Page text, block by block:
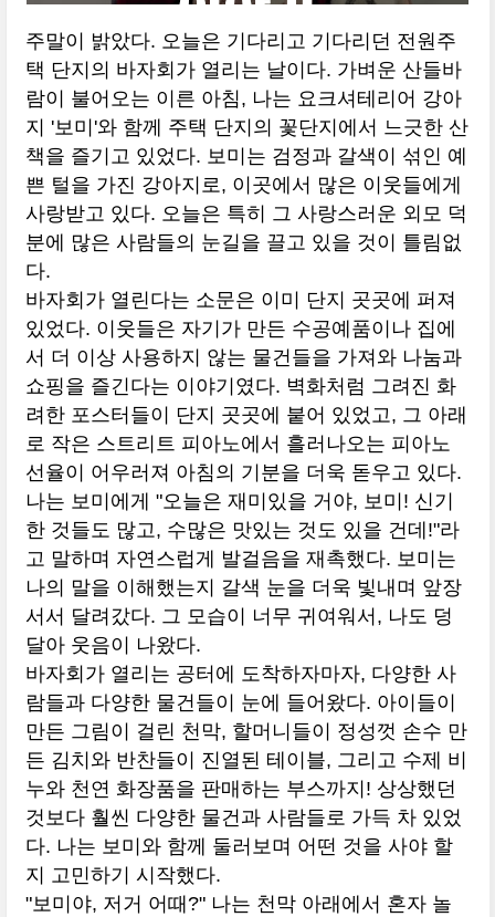
주말이 밝았다. 오늘은 기다리고 기다리던 전원주
택 단지의 바자회가 열리는 날이다. 가벼운 산들바
람이 불어오는 이른 아침, 나는 요크셔테리어 강아
지 '보미'와 함께 주택 단지의 꽃단지에서 느긋한 산
책을 즐기고 있었다. 보미는 검정과 갈색이 섞인 예
쁜 털을 가진 강아지로, 이곳에서 많은 이웃들에게
사랑받고 있다. 오늘은 특히 그 사랑스러운 외모 덕
분에 많은 사람들의 눈길을 끌고 있을 것이 틀림없
다.
바자회가 열린다는 소문은 이미 단지 곳곳에 퍼져
있었다. 이웃들은 자기가 만든 수공예품이나 집에
서 더 이상 사용하지 않는 물건들을 가져와 나눔과
쇼핑을 즐긴다는 이야기였다. 벽화처럼 그려진 화
려한 포스터들이 단지 곳곳에 붙어 있었고, 그 아래
로 작은 스트리트 피아노에서 흘러나오는 피아노
선율이 어우러져 아침의 기분을 더욱 돋우고 있다.
나는 보미에게 "오늘은 재미있을 거야, 보미! 신기
한 것들도 많고, 수많은 맛있는 것도 있을 건데!"라
고 말하며 자연스럽게 발걸음을 재촉했다. 보미는
나의 말을 이해했는지 갈색 눈을 더욱 빛내며 앞장
서서 달려갔다. 그 모습이 너무 귀여워서, 나도 덩
달아 웃음이 나왔다.
바자회가 열리는 공터에 도착하자마자, 다양한 사
람들과 다양한 물건들이 눈에 들어왔다. 아이들이
만든 그림이 걸린 천막, 할머니들이 정성껏 손수 만
든 김치와 반찬들이 진열된 테이블, 그리고 수제 비
누와 천연 화장품을 판매하는 부스까지! 상상했던
것보다 훨씬 다양한 물건과 사람들로 가득 차 있었
다. 나는 보미와 함께 둘러보며 어떤 것을 사야 할
지 고민하기 시작했다.
"보미야, 저거 어때?" 나는 천막 아래에서 혼자 놀